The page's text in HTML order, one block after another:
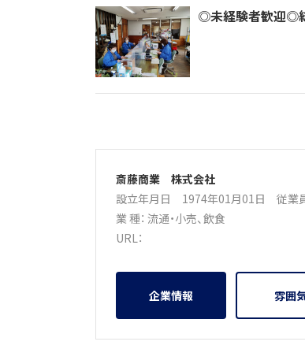
◎未経験者歓迎◎
斎藤商業 株式会社
設立年月日 1974年01月01日 従
業 種： 流通・小売、飲食
URL：
企業情報 雰囲